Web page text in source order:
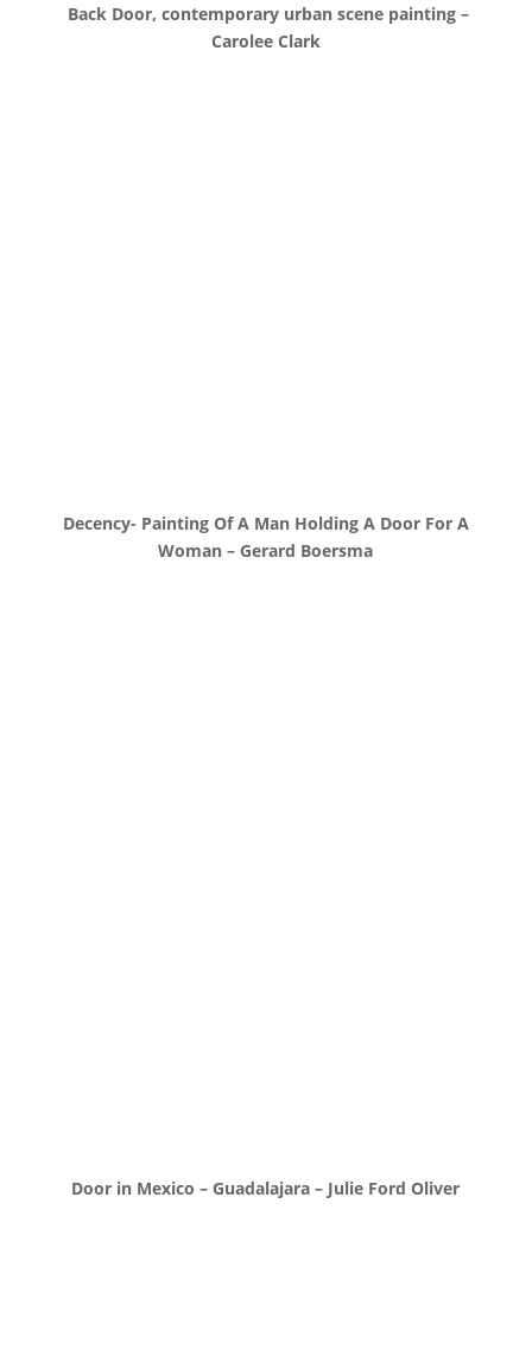
Back Door, contemporary urban scene painting –
Carolee Clark
Decency- Painting Of A Man Holding A Door For A
Woman – Gerard Boersma
Door in Mexico – Guadalajara – Julie Ford Oliver